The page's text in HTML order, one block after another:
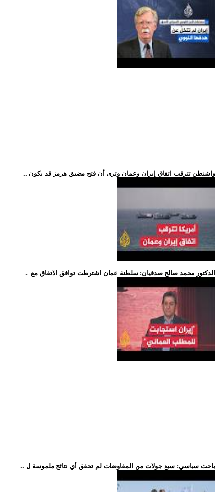
.. واشنطن تترقب اتفاق إيران وعمان وترى أن فتح مضيق هرمز قد يكون
.. الدكتور محمد صالح صدقيان: سلطنة عمان اشترطت توافق الاتفاق مع
.. باحث سياسي: سبع جولات من المفاوضات لم تحقق أي نتائج ملموسة ل